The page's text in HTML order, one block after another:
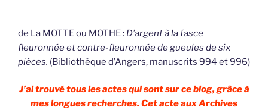
de La MOTTE ou MOTHE : D’argent à la fasce
fleuronnée et contre-fleuronnée de gueules de six
pièces. (Bibliothèque d’Angers, manuscrits 994 et 996)
J’ai trouvé tous les actes qui sont sur ce blog, grâce à
mes longues recherches. Cet acte aux Archives